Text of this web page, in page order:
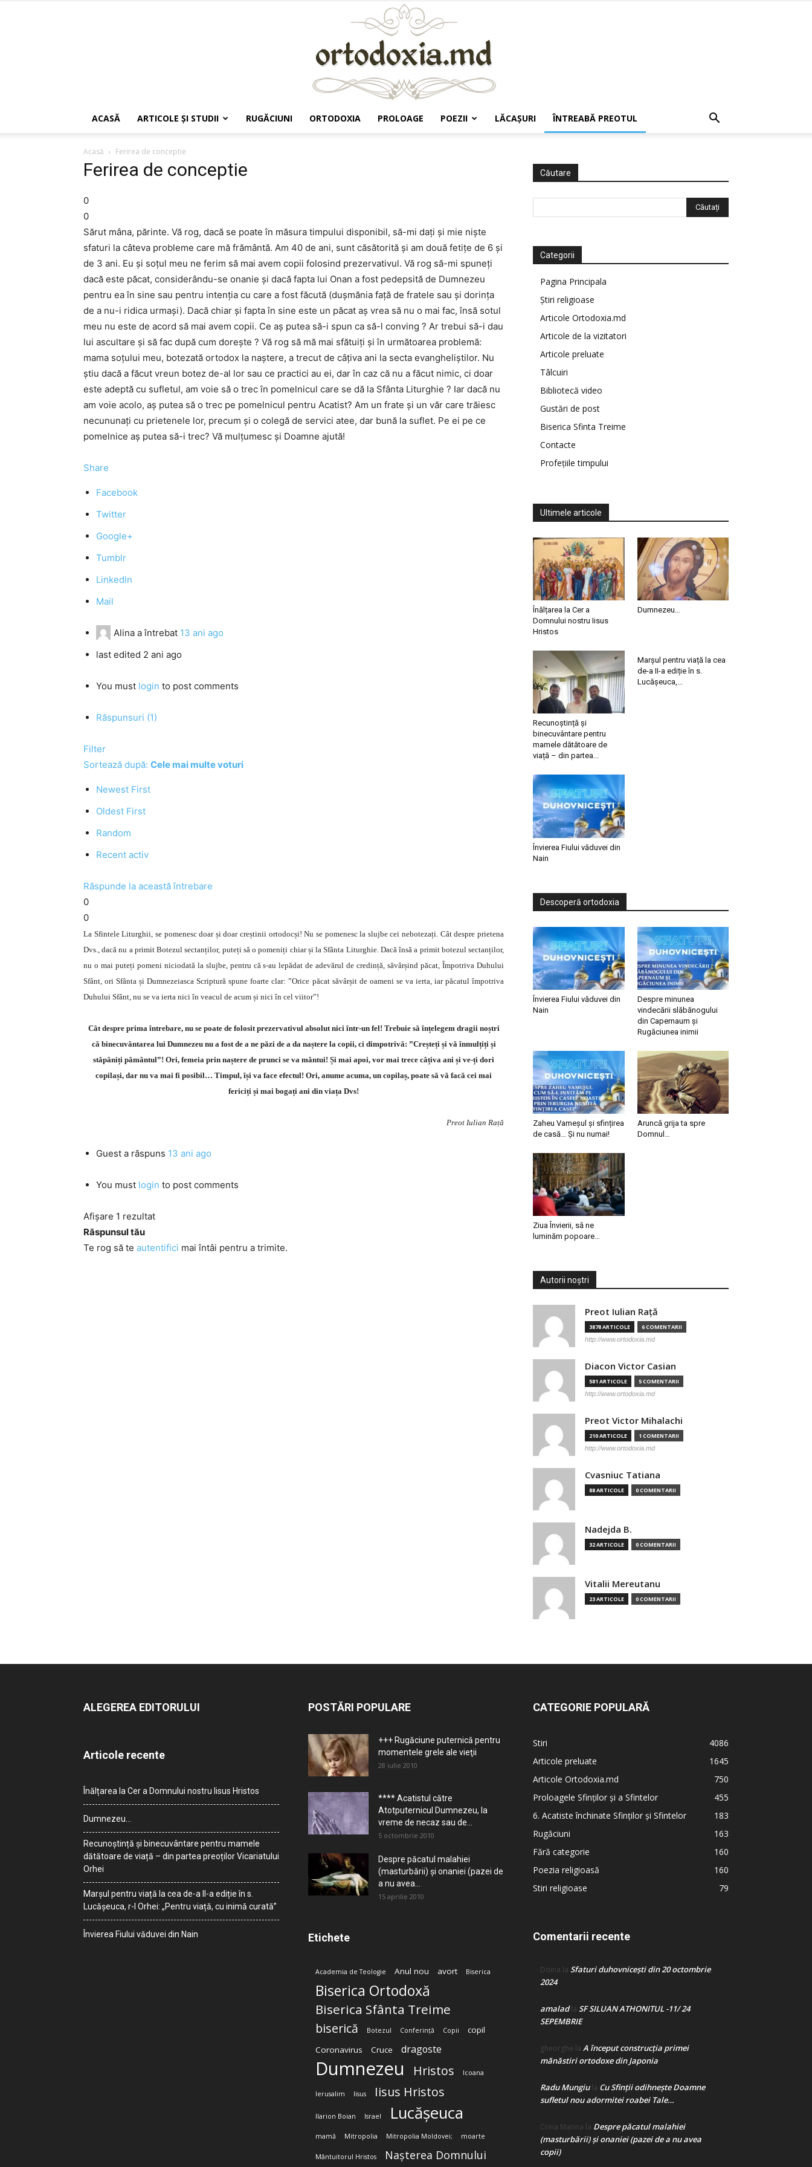
ACASĂ ARTICOLE ŞI STUDII RUGĂCIUNI ORTODOXIA PROLOAGE POEZII LĂCAŞURI ÎNTREABĂ PREOTUL
Acasă Ferirea de conceptie
Ferirea de conceptie
0
0
Sărut mâna, părinte. Vă rog, dacă se poate în măsura timpului disponibil, să-mi daţi şi mie nişte
sfaturi la câteva probleme care mă frământă. Am 40 de ani, sunt căsătorită şi am două fetiţe de 6 şi
de 3 ani. Eu şi soţul meu ne ferim să mai avem copii folosind prezervativul. Vă rog să-mi spuneţi
dacă este păcat, considerându-se onanie şi dacă fapta lui Onan a fost pedepsită de Dumnezeu
pentru ea în sine sau pentru intenţia cu care a fost făcută (duşmănia faţă de fratele sau şi dorinţa
de a nu-i ridica urmaşi). Dacă chiar şi fapta în sine este un păcat aş vrea să nu o mai fac, însă sotul
meu nu este de acord să mai avem copii. Ce aş putea să-i spun ca să-l conving ? Ar trebui să-i dau
lui ascultare şi să fac după cum doreşte ? Vă rog să mă mai sfătuiţi şi în următoarea problemă:
mama soţului meu, botezată ortodox la naştere, a trecut de câţiva ani la secta evangheliştilor. Nu
ştiu dacă a făcut vreun botez de-al lor sau ce practici au ei, dar în caz că nu a făcut nimic, ci doar
este adeptă cu sufletul, am voie să o trec în pomelnicul care se dă la Sfânta Liturghie ? Iar dacă nu
am voie acolo, aş putea să o trec pe pomelnicul pentru Acatist? Am un frate şi un văr care trăiesc
necununaţi cu prietenele lor, precum şi o colegă de servici atee, dar bună la suflet. Pe ei pe ce
pomelnice aş putea să-i trec? Vă mulţumesc şi Doamne ajută!
Share
Facebook
Twitter
Google+
Tumblr
LinkedIn
Mail
Alina a întrebat 13 ani ago
last edited 2 ani ago
You must login to post comments
Răspunsuri (1)
Filter
Sortează după: Cele mai multe voturi
Newest First
Oldest First
Random
Recent activ
Răspunde la această întrebare
0
0
La Sfintele Liturghii, se pomenesc doar și doar creștinii ortodocși! Nu se pomenesc la slujbe cei nebotezați. Cât despre prietena
Dvs., dacă nu a primit Botezul sectanților, puteți să o pomeniți chiar și la Sfânta Liturghie. Dacă însă a primit botezul sectanților,
nu o mai puteți pomeni niciodată la slujbe, pentru că s-au lepădat de adevărul de credință, săvârșind păcat, Împotriva Duhului
Sfânt, ori Sfânta și Dumnezeiasca Scriptură spune foarte clar: ”Orice păcat săvârșit de oameni se va ierta, iar păcatul împotriva
Duhului Sfânt, nu se va ierta nici în veacul de acum și nici în cel viitor”!
Cât despre prima întrebare, nu se poate de folosit prezervativul absolut nici într-un fel! Trebuie să înțelegem dragii noștri
că binecuvântarea lui Dumnezeu nu a fost de a ne păzi de a da naștere la copii, ci dimpotrivă: ”Creșteți și vă înmulțiți și
stăpâniți pământul”! Ori, femeia prin naștere de prunci se va mântui! Și mai apoi, vor mai trece câțiva ani și ve-ți dori
copilași, dar nu va mai fi posibil… Timpul, își va face efectul! Ori, anume acuma, un copilaș, poate să vă facă cei mai
fericiți și mai bogați ani din viața Dvs!
Preot Iulian Rață
Guest a răspuns 13 ani ago
You must login to post comments
Afișare 1 rezultat
Răspunsul tău
Te rog să te autentifici mai întâi pentru a trimite.
Căutare
Categorii
Pagina Principala
Știri religioase
Articole Ortodoxia.md
Articole de la vizitatori
Articole preluate
Tâlcuiri
Bibliotecă video
Gustări de post
Biserica Sfinta Treime
Contacte
Profețiile timpului
Ultimele articole
Înălțarea la Cer a
Domnului nostru Iisus
Hristos
Dumnezeu…
Recunoștință și
binecuvântare pentru
mamele dătătoare de
viață – din partea...
Marșul pentru viață la cea
de-a II-a ediție în s.
Lucășeuca,...
Învierea Fiului văduvei din
Nain
Descoperă ortodoxia
Învierea Fiului văduvei din
Nain
Despre minunea
vindecării slăbănogului
din Capernaum și
Rugăciunea inimii
Zaheu Vameșul și sfințirea
de casă… Și nu numai!
Aruncă grija ta spre
Domnul…
Ziua Învierii, să ne
luminăm popoare…
Autorii noștri
Preot Iulian Raţă
3878 ARTICOLE 6 COMENTARII
http://www.ortodoxia.md
Diacon Victor Casian
581 ARTICOLE 5 COMENTARII
http://www.ortodoxia.md
Preot Victor Mihalachi
210 ARTICOLE 1 COMENTARII
http://www.ortodoxia.md
Cvasniuc Tatiana
88 ARTICOLE 0 COMENTARII
Nadejda B.
32 ARTICOLE 0 COMENTARII
Vitalii Mereutanu
23 ARTICOLE 0 COMENTARII
ALEGEREA EDITORULUI
Articole recente
Înălțarea la Cer a Domnului nostru Iisus Hristos
Dumnezeu…
Recunoștință și binecuvântare pentru mamele
dătătoare de viață – din partea preoților Vicariatului
Orhei
Marșul pentru viață la cea de-a II-a ediție în s.
Lucășeuca, r-l Orhei: „Pentru viață, cu inimă curată”
Învierea Fiului văduvei din Nain
POSTĂRI POPULARE
+++ Rugăciune puternică pentru
momentele grele ale vieţii
28 iulie 2010
**** Acatistul către
Atotputernicul Dumnezeu, la
vreme de necaz sau de...
5 octombrie 2010
Despre păcatul malahiei
(masturbării) şi onaniei (pazei de
a nu avea...
15 aprilie 2010
Etichete
Academia de Teologie Anul nou avort Biserica
Biserica Ortodoxă
Biserica Sfânta Treime
biserică Botezul Conferință Copii
copil
Coronavirus
Cruce dragoste
Dumnezeu Hristos Icoana
Ierusalim Iisus Iisus Hristos
Ilarion Boian Israel Lucășeuca
mamă Mitropolia Mitropolia Moldovei; moarte
Mântuitorul Hristos Nașterea Domnului
CATEGORIE POPULARĂ
Stiri
4086
Articole preluate
1645
Articole Ortodoxia.md
750
Proloagele Sfinților și a Sfintelor
455
6. Acatiste închinate Sfinților și Sfintelor
183
Rugăciuni
163
Fără categorie
160
Poezia religioasă
160
Stiri religioase
79
Comentarii recente
Doina la Sfaturi duhovnicești din 20 octombrie
2024
amaladla SF SILUAN ATHONITUL -11/ 24
SEPEMBRIE
gheorghe la A început construcţia primei
mănăstiri ortodoxe din Japonia
Radu Mungiula Cu Sfinții odihnește Doamne
sufletul nou adormitei roabei Tale…
Crina Marina la Despre păcatul malahiei
(masturbării) şi onaniei (pazei de a nu avea
copii)